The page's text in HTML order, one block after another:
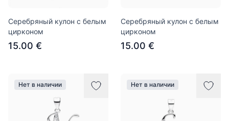
Серебряный кулон с белым
цирконом
15.00 €
Серебряный кулон с белым
цирконом
15.00 €
Нет в наличии Нет в наличии